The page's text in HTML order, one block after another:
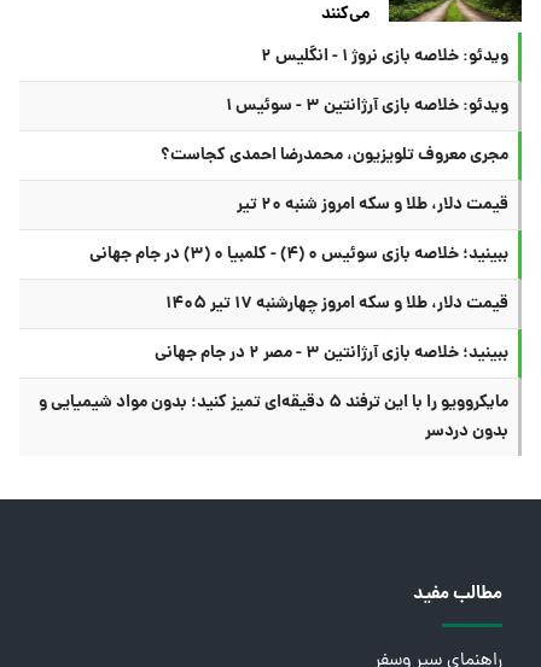
می‌کنند
ویدئو: خلاصه بازی نروژ ۱ - انگلیس ۲
ویدئو: خلاصه بازی آرژانتین ۳ - سوئیس ۱
مجری معروف تلویزیون، محمدرضا احمدی کجاست؟
قیمت دلار، طلا و سکه امروز شنبه ۲۰ تیر
ببینید؛ خلاصه بازی سوئیس ۰ (۴) - کلمبیا ۰ (۳) در جام جهانی
قیمت دلار، طلا و سکه امروز چهارشنبه ۱۷ تیر ۱۴۰۵
ببینید؛ خلاصه بازی آرژانتین ۳ - مصر ۲ در جام جهانی
مایکروویو را با این ترفند ۵ دقیقه‌ای تمیز کنید؛ بدون مواد شیمیایی و
بدون دردسر
مطالب مفید